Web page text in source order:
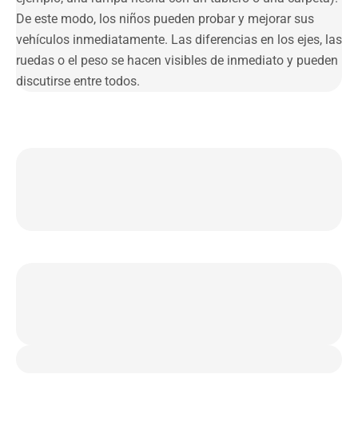
De este modo, los niños pueden probar y mejorar sus
vehículos inmediatamente. Las diferencias en los ejes, las
ruedas o el peso se hacen visibles de inmediato y pueden
discutirse entre todos.